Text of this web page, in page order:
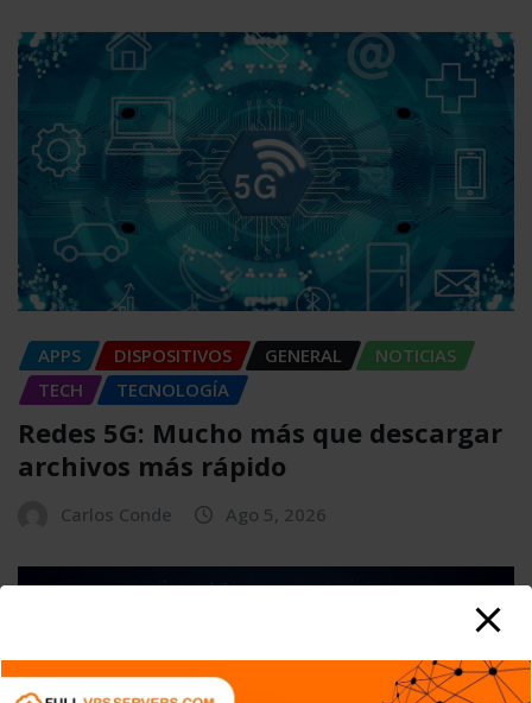
APPS DISPOSITIVOS GENERAL
NOTICIAS
TECH
TECNOLOGÍA
Redes 5G: Mucho más que descargar
archivos más rápido
Carlos Conde Ago 5, 2026